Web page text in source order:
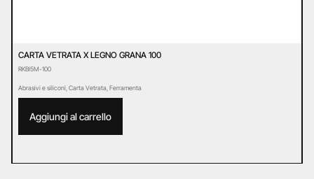
CARTA VETRATA X LEGNO GRANA 100
RKBI5M-100
Abrasivi e siliconi Carta Vetrata Ferramenta
Aggiungi al carrello